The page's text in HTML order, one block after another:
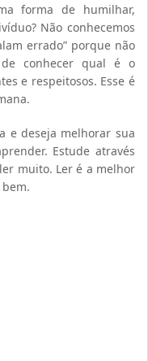
forma de humilhar,
Não conhecemos
errado” porque não
conhecer qual é o
e respeitosos. Esse é
e deseja melhorar sua
Estude através
muito. Ler é a melhor